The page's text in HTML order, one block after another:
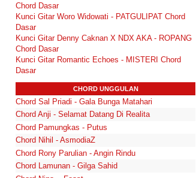
Chord Dasar
Kunci Gitar Woro Widowati - PATGULIPAT Chord
Dasar
Kunci Gitar Denny Caknan X NDX AKA - ROPANG
Chord Dasar
Kunci Gitar Romantic Echoes - MISTERI Chord
Dasar
CHORD UNGGULAN
Chord Sal Priadi - Gala Bunga Matahari
Chord Anji - Selamat Datang Di Realita
Chord Pamungkas - Putus
Chord Nihil - AsmodiaZ
Chord Rony Parulian - Angin Rindu
Chord Lamunan - Gilga Sahid